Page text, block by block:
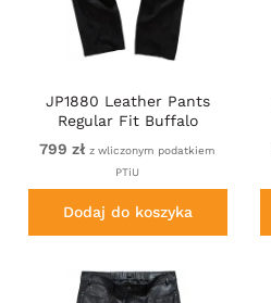
JP1880 Leather Pants
Regular Fit Buffalo
Nubuck Black
799 zł z wliczonym podatkiem
PTiU
Dodaj do koszyka